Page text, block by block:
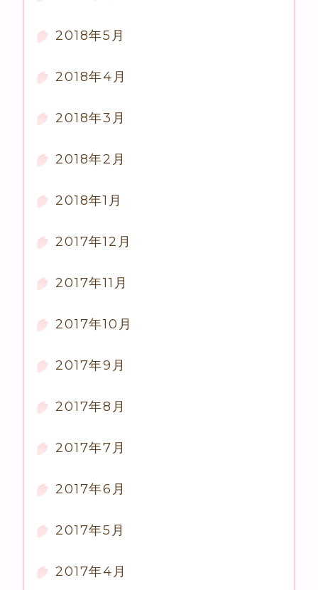
2018年5月
2018年4月
2018年3月
2018年2月
2018年1月
2017年12月
2017年11月
2017年10月
2017年9月
2017年8月
2017年7月
2017年6月
2017年5月
2017年4月